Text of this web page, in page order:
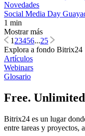
Novedades
Social Media Day
1 min
Mostrar más
123456...25
Explora a fondo Bitrix24
Artículos
Webinars
Glosario
Free.
Bitrix24 es un lugar
entre tareas y proyectos,